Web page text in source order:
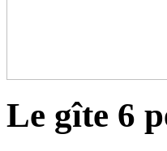
Le gîte 6